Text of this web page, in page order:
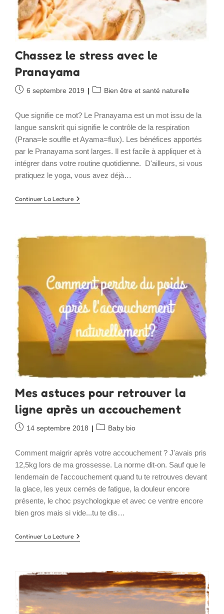
Chassez le stress avec le
Pranayama
Publication
6 septembre 2019
PostBien être et santé naturelle
Que signifie ce mot? Le Pranayama est un mot issu de la
langue sanskrit qui signifie le contrôle de la respiration
(Prana=le souffle et Ayama=flux). Les bénéfices apportés
par le Pranayama sont larges. Il est facile à appliquer et à
intégrer dans votre routine quotidienne. D'ailleurs, si vous
pratiquez le yoga, vous avez déjà…
Continuer La LectureChassez
Le
Pranayama
Mes astuces pour retrouver la
ligne après un accouchement
Publication
14 septembre 2018
PostBaby bio
Comment maigrir après votre accouchement ? J'avais pris
12,5kg lors de ma grossesse. La norme dit-on. Sauf que le
lendemain de l'accouchement quand tu te retrouves devant
la glace, les yeux cernés de fatigue, la douleur encore
présente, le choc psychologique et avec ce ventre encore
bien gros mais si vide...tu te dis…
Continuer La LectureMes
Astuces
Après
Un
Accouchement